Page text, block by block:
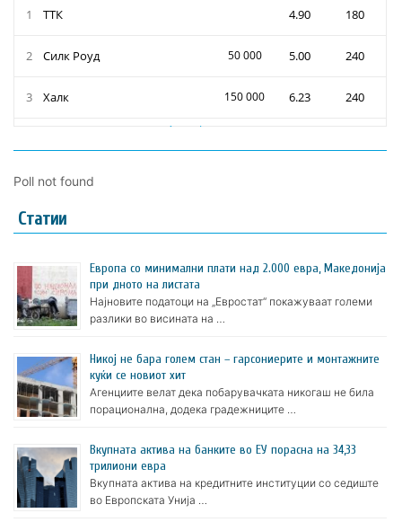
Poll not found
Статии
Европа со минимални плати над 2.000 евра, Македонија
при дното на листата
Најновите податоци на „Евростат“ покажуваат големи
разлики во висината на …
Никој не бара голем стан – гарсониерите и монтажните
куќи се новиот хит
Агенциите велат дека побарувачката никогаш не била
порационална, додека градежниците …
Вкупната актива на банките во ЕУ порасна на 34,33
трилиони евра
Вкупната актива на кредитните институции со седиште
во Европската Унија …